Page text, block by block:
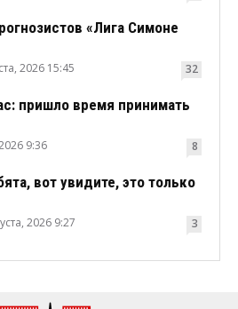
«Лига Симоне
2026 15:45 32
пришло время принимать
9:36 8
вот увидите, это только
2026 9:27 3